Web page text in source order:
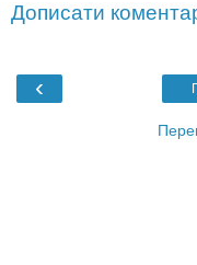
Дописати
‹